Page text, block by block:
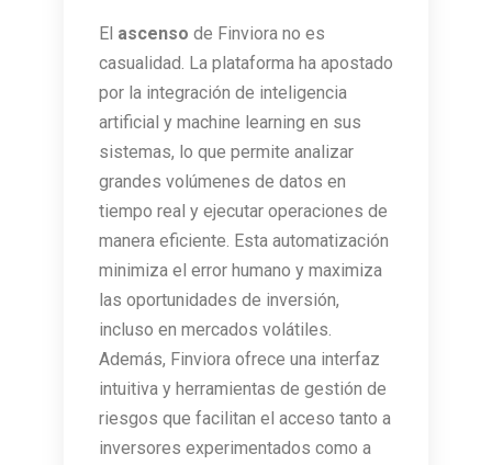
El ascenso de Finviora no es
casualidad. La plataforma ha apostado
por la integración de inteligencia
artificial y machine learning en sus
sistemas, lo que permite analizar
grandes volúmenes de datos en
tiempo real y ejecutar operaciones de
manera eficiente. Esta automatización
minimiza el error humano y maximiza
las oportunidades de inversión,
incluso en mercados volátiles.
Además, Finviora ofrece una interfaz
intuitiva y herramientas de gestión de
riesgos que facilitan el acceso tanto a
inversores experimentados como a